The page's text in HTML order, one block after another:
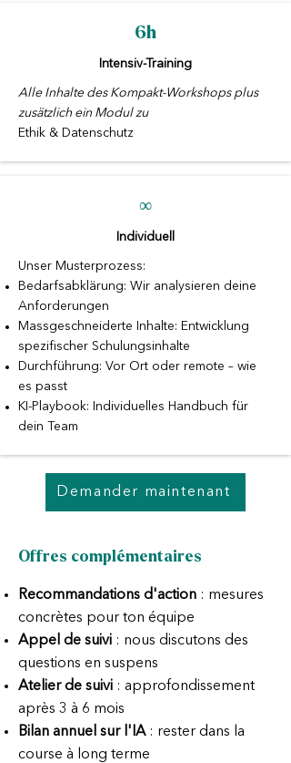
6h
Intensiv-Training​
Alle Inhalte des Kompakt-Workshops plus
zusätzlich ein Modul zu
Ethik & Datenschutz
∞
Individuell
Unser Musterprozess:
Bedarfsabklärung: Wir analysieren deine
Anforderungen
Massgeschneiderte Inhalte: Entwicklung
spezifischer Schulungsinhalte
Durchführung: Vor Ort oder remote – wie
es passt
KI-Playbook: Individuelles Handbuch für
dein Team
Demander maintenant
Offres complémentaires
Recommandations d'action : mesures
concrètes pour ton équipe
Appel de suivi : nous discutons des
questions en suspens
Atelier de suivi : approfondissement
après 3 à 6 mois
Bilan annuel sur l'IA: rester dans la
course à long terme